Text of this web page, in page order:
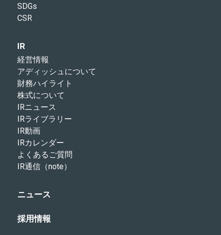
SDGs
CSR
IR
経営情報
アディッシュについて
財務ハイライト
株式について
IRニュース
IRライブラリー
IR動画
IRカレンダー
よくあるご質問
IR通信（note）
ニュース
採用情報